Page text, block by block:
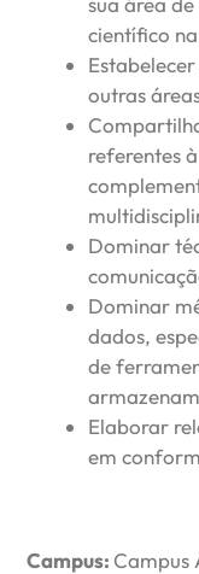
científico
outras
referentes
Dominar
Dominar
dados,
de
Elaborar
em
Campus: Campus